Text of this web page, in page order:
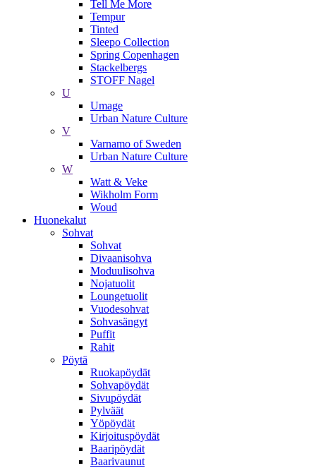
Tell Me More
Tempur
Tinted
Sleepo Collection
Spring Copenhagen
Stackelbergs
STOFF Nagel
U
Umage
Urban Nature Culture
V
Varnamo of Sweden
Urban Nature Culture
W
Watt & Veke
Wikholm Form
Woud
Huonekalut
Sohvat
Sohvat
Divaanisohva
Moduulisohva
Nojatuolit
Loungetuolit
Vuodesohvat
Sohvasängyt
Puffit
Rahit
Pöytä
Ruokapöydät
Sohvapöydät
Sivupöydät
Pylväät
Yöpöydät
Kirjoituspöydät
Baaripöydät
Baarivaunut